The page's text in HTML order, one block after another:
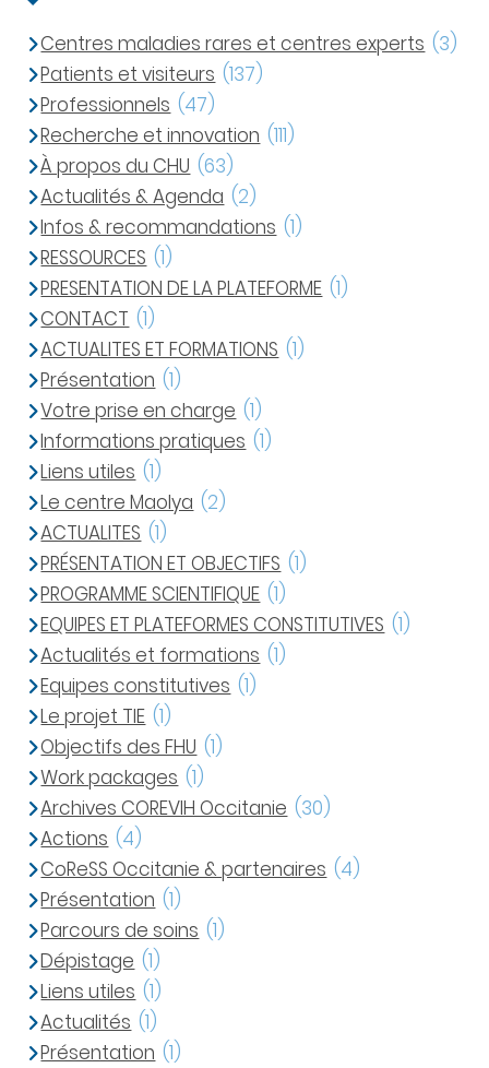
Centres maladies rares et centres experts (3)
Patients et visiteurs (137)
Professionnels (47)
Recherche et innovation (111)
À propos du CHU (63)
Actualités & Agenda (2)
Infos & recommandations (1)
RESSOURCES (1)
PRESENTATION DE LA PLATEFORME (1)
CONTACT (1)
ACTUALITES ET FORMATIONS (1)
Présentation (1)
Votre prise en charge (1)
Informations pratiques (1)
Liens utiles (1)
Le centre Maolya (2)
ACTUALITES (1)
PRÉSENTATION ET OBJECTIFS (1)
PROGRAMME SCIENTIFIQUE (1)
EQUIPES ET PLATEFORMES CONSTITUTIVES (1)
Actualités et formations (1)
Equipes constitutives (1)
Le projet TIE (1)
Objectifs des FHU (1)
Work packages (1)
Archives COREVIH Occitanie (30)
Actions (4)
CoReSS Occitanie & partenaires (4)
Présentation (1)
Parcours de soins (1)
Dépistage (1)
Liens utiles (1)
Actualités (1)
Présentation (1)